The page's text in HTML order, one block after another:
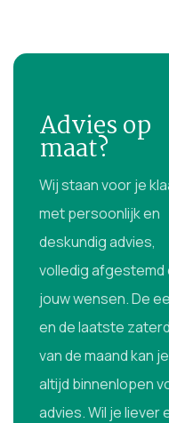
Advies op
maat?
Wij staan voor je
met persoonlijk en
deskundig advies,
volledig afgestemd
jouw wensen. De
en de laatste
van de maand kan je
altijd binnenlopen
advies. Wil je liever